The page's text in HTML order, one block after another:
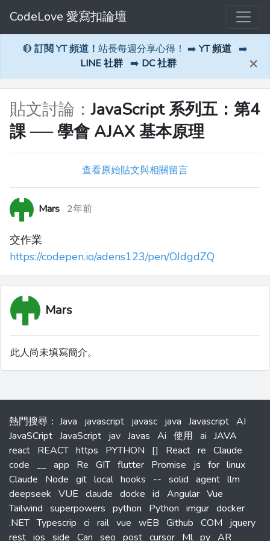
CodeLove 愛寫扣論壇
🔴 訂閱 YT 頻道！ 站長每週分享心得！ ➡️ YT 頻道 ➡️
LINE 社群 ➡️ DC 社群 ×
貼文討論：JavaScript 系列五：第4
課 ── 學會 AJAX 基本原理
查看原始貼文與相關留言
Mars 2年前
交作業
https://codepen.io/adens123/pen/OJdgdZQ
Mars
此人尚未填寫簡介。
熱門搜尋 ： Java javascript javasc java Javascript AI
JavaSCript JavaScript jav Javas Ai 使用 ai JAVA
react REACT https PYTHON [] React re Claude
code __ app Re GIT flutter Promise js for linux
Claude
Node git local hooks -- solid agent llm
deepseek VUE claude docke id Angular Vue
Tailwind superpowers python Python imgur docker
.NET Typescrip ci rail vue wEB Github COM
jquery
rest ios side Can seo post cursor Ml py AR